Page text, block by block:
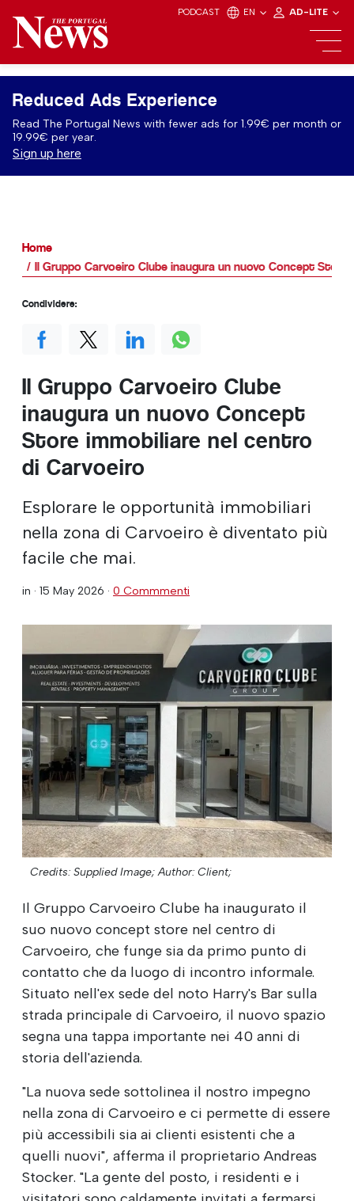
PODCAST EN AD-LITE
Reduced Ads Experience
Read The Portugal News with fewer ads for 1.99€ per month or
19.99€ per year.
Sign up here
Home
Il Gruppo Carvoeiro Clube inaugura un nuovo Concept
Il Gruppo Carvoeiro Clube
inaugura un nuovo Concept
Store immobiliare nel centro
di Carvoeiro
Esplorare le opportunità immobiliari
nella zona di Carvoeiro è diventato più
facile che mai.
in · 15 May 2026 · 0 Commmenti
Credits: Supplied Image; Author: Client;
Il Gruppo Carvoeiro Clube ha inaugurato il
suo nuovo concept store nel centro di
Carvoeiro, che funge sia da primo punto di
contatto che da luogo di incontro informale.
Situato nell'ex sede del noto Harry's Bar sulla
strada principale di Carvoeiro, il nuovo spazio
segna una tappa importante nei 40 anni di
storia dell'azienda.
"La nuova sede sottolinea il nostro impegno
nella zona di Carvoeiro e ci permette di essere
più accessibili sia ai clienti esistenti che a
quelli nuovi", afferma il proprietario Andreas
Stocker. "La gente del posto, i residenti e i
Condividere: